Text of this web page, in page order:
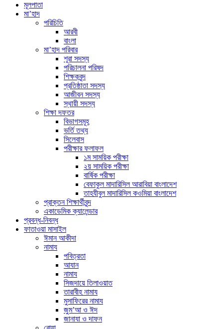
মূলপাতা
মা’হাদ
পরিচিতি
আরবী
বাংলা
মা’হাদ পরিবার
শূরা সদস্য
পরিচালনা পরিষদ
শিক্ষকবৃন্দ
প্রতিষ্ঠাতা সদস্য
আজীবন সদস্য
স্থায়ী সদস্য
শিক্ষা দফতর
বিভাগসমূহ
ভর্তি তথ্য
সিলেবাস
পরীক্ষার ফলাফল
১ম সাময়িক পরীক্ষা
২য় সাময়িক পরীক্ষা
বার্ষিক পরীক্ষা
বেফাকুল মাদারিসিল আরাবিয়া বাংলাদেশ
তাহযীবুল মাদারিসিল কওমিয়া বাংলাদেশ
প্রাক্তন শিক্ষার্থীবৃন্দ
একাডেমিক ক্যালেন্ডার
প্রবন্ধ-নিবন্ধ
ফাতাওয়া মাসাইল
ঈমান আকীদা
নামায
পবিত্রতা
আযান
নামায
সিজদায়ে তিলাওয়াত
তারাবীহ নামায
মুসাফিরের নামায
জুম’আ ও ঈদ
জানাযা ও দাফন